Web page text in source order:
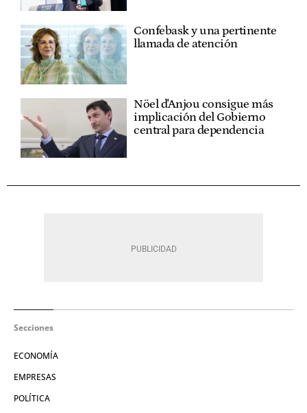
Confebask y una pertinente
llamada de atención
Nöel d'Anjou consigue más
implicación del Gobierno
central para dependencia
Secciones
ECONOMÍA
EMPRESAS
POLÍTICA